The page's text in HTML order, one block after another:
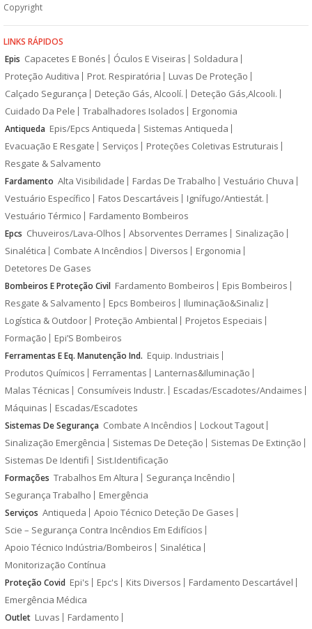
Copyright
LINKS RÁPIDOS
Epis Capacetes E Bonés Óculos E Viseiras
Soldadura
Proteção Auditiva
Prot. Respiratória
Luvas De Proteção
Calçado Segurança
Deteção Gás, Alcoolí.
Deteção Gás,Alcooli.
Cuidado Da Pele
Trabalhadores Isolados Ergonomia
Antiqueda Epis/Epcs Antiqueda
Sistemas Antiqueda
Evacuação E Resgate
Serviços
Proteções Coletivas Estruturais
Resgate & Salvamento
Fardamento Alta Visibilidade Fardas De Trabalho
Vestuário Chuva
Vestuário Específico
Fatos Descartáveis
Ignífugo/Antiestát.
Vestuário Térmico
Fardamento Bombeiros
Epcs Chuveiros/Lava-Olhos Absorventes Derrames
Sinalização
Sinalética
Combate A Incêndios Diversos
Ergonomia
Detetores De Gases
Bombeiros E Proteção Civil Fardamento Bombeiros
Epis Bombeiros
Resgate & Salvamento
Epcs Bombeiros
Iluminação&Sinaliz
Logística & Outdoor
Proteção Ambiental
Projetos Especiais
Formação
Epi’S Bombeiros
Ferramentas E Eq. Manutenção Ind. Equip. Industriais
Produtos Químicos
Ferramentas
Lanternas&Iluminação
Malas Técnicas
Consumíveis Industr.
Escadas/Escadotes/Andaimes
Máquinas
Escadas/Escadotes
Sistemas De Segurança Combate A Incêndios
Lockout Tagout
Sinalização Emergência
Sistemas De Deteção
Sistemas De Extinção
Sistemas De Identifi
Sist.Identificação
Formações Trabalhos Em Altura
Segurança Incêndio
Segurança Trabalho
Emergência
Serviços Antiqueda
Apoio Técnico Deteção De Gases
Scie – Segurança Contra Incêndios Em Edifícios
Apoio Técnico Indústria/Bombeiros
Sinalética
Monitorização Contínua
Proteção Covid Epi's Epc's Kits Diversos
Fardamento Descartável
Emergência Médica
Outlet Luvas
Fardamento